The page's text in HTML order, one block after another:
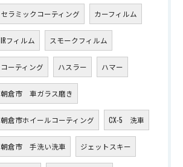
セラミックコーティング カーフィルム
IRフィルム スモークフィルム
コーティング ハスラー ハマー
朝倉市 車ガラス磨き
朝倉市ホイールコーティング CX-5 洗車
朝倉市 手洗い洗車 ジェットスキー